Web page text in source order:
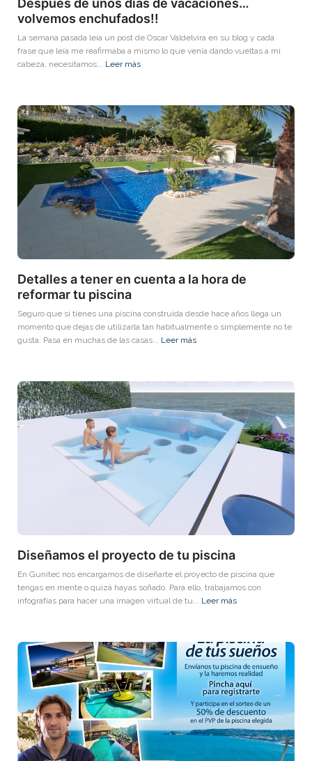
Después de unos días de vacaciones…
volvemos enchufados!!
La semana pasada leía un post de Oscar Valdelvira en su blog y cada
frase que leía me reafirmaba a mismo lo que venía dando vueltas a mi
cabeza, necesitamos... Leer más
Detalles a tener en cuenta a la hora de
reformar tu piscina
Seguro que si tienes una piscina construida desde hace años llega un
momento que dejas de utilizarla tan habitualmente o simplemente no te
gusta. Pasa en muchas de las casas... Leer más
Diseñamos el proyecto de tu piscina
En Gunitec nos encargamos de diseñarte el proyecto de piscina que
tengas en mente o quizá hayas soñado. Para ello, trabajamos con
infografías para hacer una imagen virtual de tu... Leer más